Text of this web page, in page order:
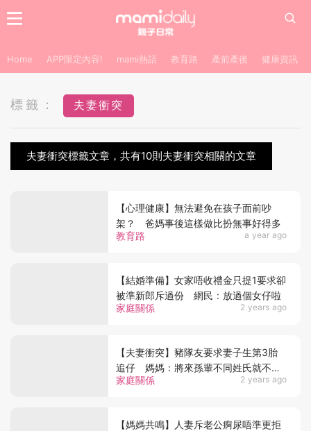
Home APP限定內容! mami熱話 教育路 產前產後 健康資訊
標籤： 夫妻衝突
夫妻衝突標籤文章，共有10則夫妻衝突相關的文章
教育路 a year ago
【心理健康】無法避免在孩子面前吵
架？ 爸媽事後這樣做比扮無事好得多
家庭關係 2 years ago
【結婚準備】女家唔收禮金只提1要求卻
被準新郎斥過份 網民 : 放過個女仔啦
家庭關係 2 years ago
【夫妻衝突】豬隊友要求妻子生第3胎
追仔 媽媽：將來孫輩不同姓氏就不是
自己後代？
【媽媽共鳴】人妻斥老公痾尿唔準更拒